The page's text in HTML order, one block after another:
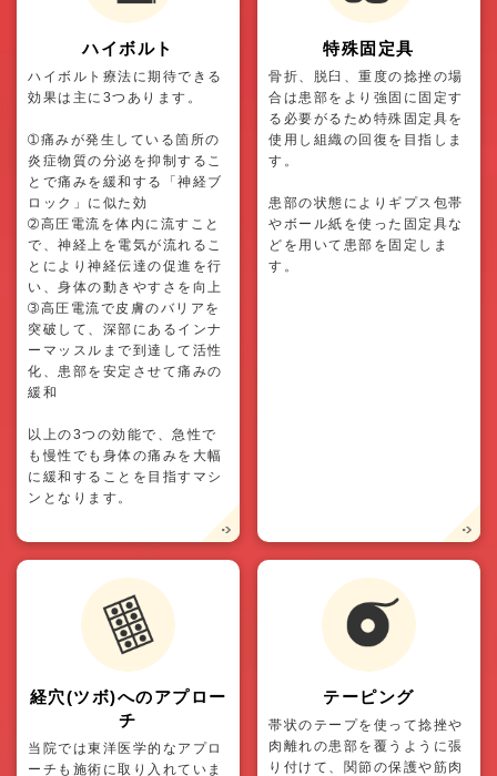
ハイボルト
ハイボルト療法に期待できる
効果は主に3つあります。
➀痛みが発生している箇所の
炎症物質の分泌を抑制するこ
とで痛みを緩和する「神経ブ
ロック」に似た効
➁高圧電流を体内に流すこと
で、神経上を電気が流れるこ
とにより神経伝達の促進を行
い、身体の動きやすさを向上
➂高圧電流で皮膚のバリアを
突破して、深部にあるインナ
ーマッスルまで到達して活性
化、患部を安定させて痛みの
緩和
以上の3つの効能で、急性で
も慢性でも身体の痛みを大幅
に緩和することを目指すマシ
ンとなります。
特殊固定具
骨折、脱臼、重度の捻挫の場
合は患部をより強固に固定す
る必要がるため特殊固定具を
使用し組織の回復を目指しま
す。
患部の状態によりギプス包帯
やボール紙を使った固定具な
どを用いて患部を固定しま
す。
経穴(ツボ)へのアプロー
チ
当院では東洋医学的なアプロ
ーチも施術に取り入れていま
テーピング
帯状のテープを使って捻挫や
肉離れの患部を覆うように張
り付けて、関節の保護や筋肉